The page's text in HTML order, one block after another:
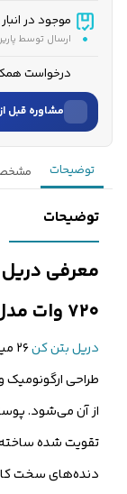
موجود در انبار
ارسال توسط
درخواست
مشاوره قبل
نام
تماس می‌گیرند.
توضیحات
توضیحات
۷۲۰ وات مدل 2712 با کیف
دریل بتن کن
طراحی
از آن می‌شود.
تقویت شده ساخته
دنده‌های سخت